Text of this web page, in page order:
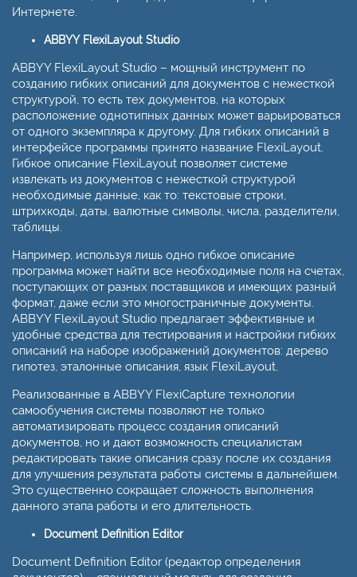
Интернете.
ABBYY FlexiLayout Studio
ABBYY FlexiLayout Studio – мощный инструмент по
созданию гибких описаний для документов с нежесткой
структурой, то есть тех документов, на которых
расположение однотипных данных может варьироваться
от одного экземпляра к другому. Для гибких описаний в
интерфейсе программы принято название FlexiLayout.
Гибкое описание FlexiLayout позволяет системе
извлекать из документов с нежесткой структурой
необходимые данные, как то: текстовые строки,
штрихкоды, даты, валютные символы, числа, разделители,
таблицы.
Например, используя лишь одно гибкое описание
программа может найти все необходимые поля на счетах,
поступающих от разных поставщиков и имеющих разный
формат, даже если это многостраничные документы.
ABBYY FlexiLayout Studio предлагает эффективные и
удобные средства для тестирования и настройки гибких
описаний на наборе изображений документов: дерево
гипотез, эталонные описания, язык FlexiLayout.
Реализованные в ABBYY FlexiCapture технологии
самообучения системы позволяют не только
автоматизировать процесс создания описаний
документов, но и дают возможность специалистам
редактировать такие описания сразу после их создания
для улучшения результата работы системы в дальнейшем.
Это существенно сокращает сложность выполнения
данного этапа работы и его длительность.
Document Definition Editor
Document Definition Editor (редактор определения